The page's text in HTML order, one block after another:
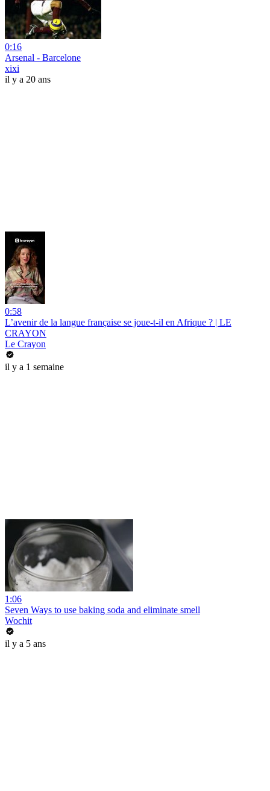
0:16
Arsenal - Barcelone
xixi
il y a 20 ans
0:58
L’avenir de la langue française se joue-t-il en Afrique ? | LE
CRAYON
Le Crayon
il y a 1 semaine
1:06
Seven Ways to use baking soda and eliminate smell
Wochit
il y a 5 ans